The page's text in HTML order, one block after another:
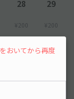
28
¥200
29
¥200
おいてから再度